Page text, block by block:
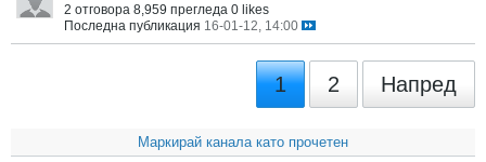
2 отговора 8,959 прегледа 0 likes
Последна публикация 16-01-12, 14:00
1 2 Напред
Маркирай канала като прочетен